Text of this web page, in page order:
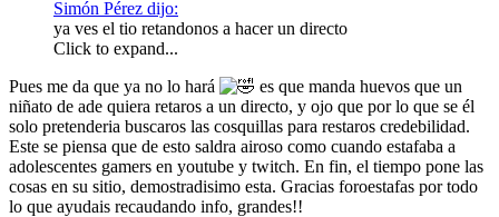
Simón Pérez dijo:
ya ves el tio retandonos a hacer un directo
Click to expand...
Pues me da que ya no lo hará
es que manda huevos que un
niñato de ade quiera retaros a un directo, y ojo que por lo que se él
solo pretenderia buscaros las cosquillas para restaros credebilidad.
Este se piensa que de esto saldra airoso como cuando estafaba a
adolescentes gamers en youtube y twitch. En fin, el tiempo pone las
cosas en su sitio, demostradisimo esta. Gracias foroestafas por todo
lo que ayudais recaudando info, grandes!!